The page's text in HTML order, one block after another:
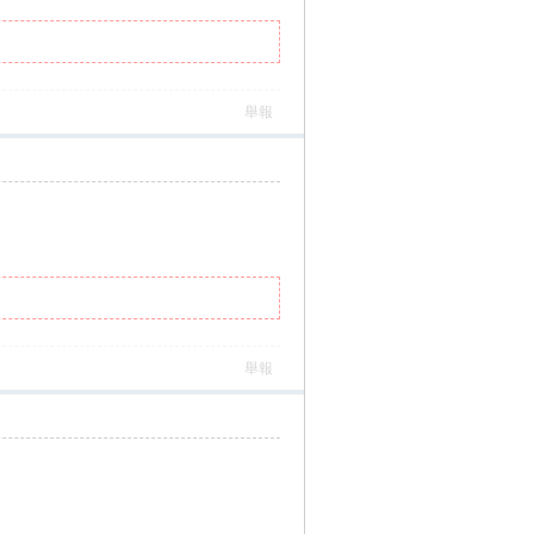
舉報
舉報